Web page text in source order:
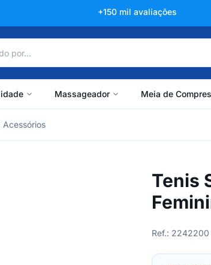
Líder há mais de 60 anos
Massageador Meia de
Acessórios
Tenis
Ref.: 2242200